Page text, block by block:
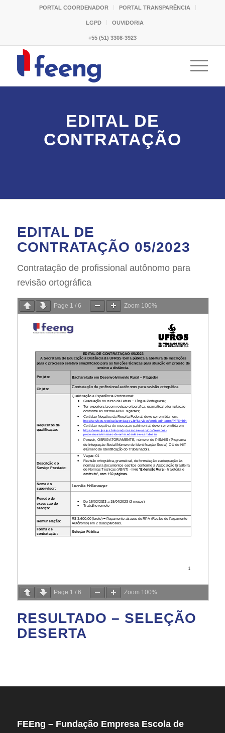
PORTAL COORDENADOR PORTAL TRANSPARÊNCIA
LGPD OUVIDORIA
+55 (51) 3308-3923
EDITAL DE
CONTRATAÇÃO
EDITAL DE
CONTRATAÇÃO 05/2023
Contratação de profissional autônomo para
revisão ortográfica
Page 1 / 6 Zoom 100%
Page 1 / 6 Zoom 100%
RESULTADO – SELEÇÃO
DESERTA
FEEng – Fundação Empresa Escola de